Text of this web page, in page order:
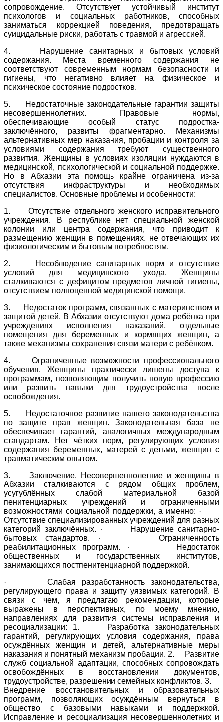
сопровождение. Отсутствует устойчивый институт
психологов и социальных работников, способных
заниматься коррекцией поведения, предотвращать
суицидальные риски, работать с травмой и агрессией.
4. Нарушение санитарных и бытовых условий
содержания. Места временного содержания не
соответствуют современным нормам безопасности и
гигиены, что негативно влияет на физическое и
психическое состояние подростков.
5. Недостаточные законодательные гарантии защиты
несовершеннолетних. Правовые нормы,
обеспечивающие особый статус подростка-
заключённого, развиты фрагментарно. Механизмы
альтернативных мер наказания, пробации и контроля за
условиями содержания требуют существенного
развития. Женщины в условиях изоляции нуждаются в
медицинской, психологической и социальной поддержке.
Но в Абхазии эта помощь крайне ограничена из-за
отсутствия инфраструктуры и необходимых
специалистов. Основные проблемы и особенности:
1. Отсутствие отдельного женского исправительного
учреждения. В республике нет специальной женской
колонии или центра содержания, что приводит к
размещению женщин в помещениях, не отвечающих их
физиологическим и бытовым потребностям.
2. Несоблюдение санитарных норм и отсутствие
условий для медицинского ухода. Женщины
сталкиваются с дефицитом предметов личной гигиены,
отсутствием полноценной медицинской помощи.
3. Недостаток программ, связанных с материнством и
защитой детей. В Абхазии отсутствуют дома ребёнка при
учреждениях исполнения наказаний, отдельные
помещения для беременных и кормящих женщин, а
также механизмы сохранения связи матери с ребёнком.
4. Ограниченные возможности профессионального
обучения. Женщины практически лишены доступа к
программам, позволяющим получить новую профессию
или развить навыки для трудоустройства после
освобождения.
5. Недостаточное развитие нашего законодательства
по защите прав женщин. Законодательная база не
обеспечивает гарантий, аналогичных международным
стандартам. Нет чётких норм, регулирующих условия
содержания беременных, матерей с детьми, женщин с
травматическим опытом.
3. Заключение. Несовершеннолетние и женщины в
Абхазии сталкиваются с рядом общих проблем,
усугублённых слабой материальной базой
пенитенциарных учреждений и ограниченными
возможностями социальной поддержки, а именно: ·
Отсутствие специализированных учреждений для разных
категорий заключённых. · Нарушение санитарно-
бытовых стандартов. · Ограниченность
реабилитационных программ. · Недостаток
общественных и государственных институтов,
занимающихся постпенитенциарной поддержкой.
· Слабая разработанность законодательства,
регулирующего права и защиту уязвимых категорий. В
связи с чем, я предлагаю рекомендации, которые
выражены в перспективных, по моему мнению,
направлениях для развития системы исправления и
ресоциализации: 1. Разработка законодательных
гарантий, регулирующих условия содержания, права
осуждённых женщин и детей, альтернативные меры
наказания и понятный механизм пробации. 2. Развитие
служб социальной адаптации, способных сопровождать
освобождённых в восстановлении документов,
трудоустройстве, разрешении семейных конфликтов. 3.
Внедрение восстановительных и образовательных
программ, позволяющих осуждённым вернуться в
общество с базовыми навыками и поддержкой.
Исправление и ресоциализация несовершеннолетних и